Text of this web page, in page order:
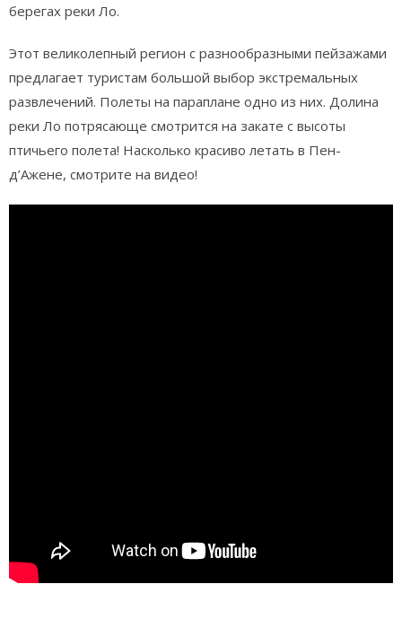
берегах реки Ло.
Этот великолепный регион с разнообразными пейзажами
предлагает туристам большой выбор экстремальных
развлечений. Полеты на параплане одно из них. Долина
реки Ло потрясающе смотрится на закате с высоты
птичьего полета! Насколько красиво летать в Пен-
д’Ажене, смотрите на видео!